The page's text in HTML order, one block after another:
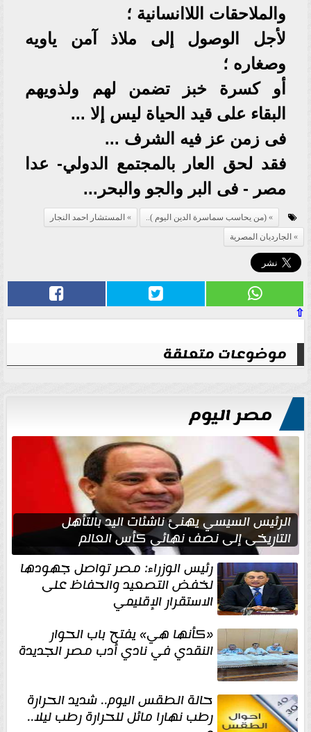
والملاحقات اللاانسانية ؛
لأجل الوصول إلى ملاذ آمن ياويه
وصغاره ؛
أو كسرة خبز تضمن لهم ولذويهم
البقاء على قيد الحياة ليس إلا ...
فى زمن عز فيه الشرف ...
فقد لحق العار بالمجتمع الدولي- عدا
مصر - فى البر والجو والبحر...
(من يحاسب سماسرة الدين اليوم )..
المستشار احمد النجار
الجارديان المصرية
⇧
موضوعات متعلقة
مصر اليوم
الرئيس السيسي يهنئ ناشئات اليد بالتأهل
التاريخي إلى نصف نهائي كأس العالم
رئيس الوزراء: مصر تواصل جهودها
لخفض التصعيد والحفاظ على
الاستقرار الإقليمي
«كأنها هي» يفتح باب الحوار
النقدي في نادي أدب مصر الجديدة
حالة الطقس اليوم.. شديد الحرارة
رطب نهارا مائل للحرارة رطب ليلا..